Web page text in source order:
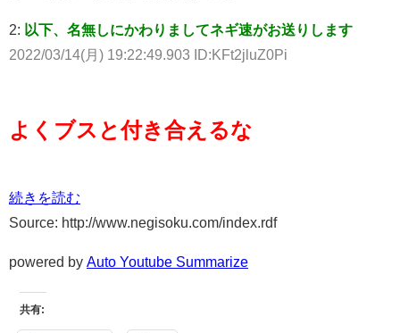
2: 以下、名無しにかわりましてネギ速がお送りします
2022/03/14(月) 19:22:49.903 ID:KFt2jluZ0Pi
よくブスと付き合えるな
続きを読む
Source: http://www.negisoku.com/index.rdf
powered by Auto Youtube Summarize
共有: